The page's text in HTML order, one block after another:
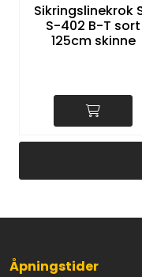
Sikringslinekrok
S-402 B-T sort
125cm skinne
Åpningstider